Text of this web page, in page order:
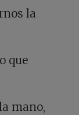
la
que
mano,